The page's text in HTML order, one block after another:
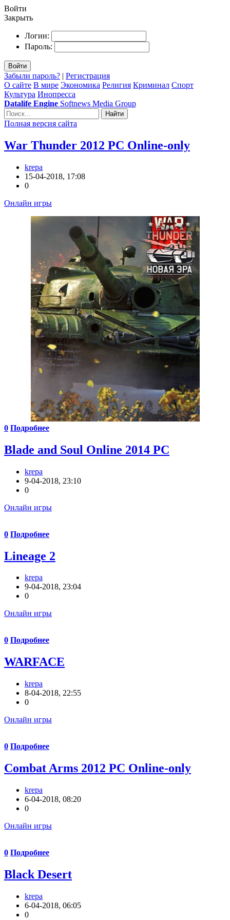
Войти
Закрыть
Логин:
Пароль:
Войти
Забыли пароль? | Регистрация
О сайте В мире Экономика Религия Криминал Спорт
Культура Инопресса
Datalife Engine Softnews Media Group
Найти
Полная версия сайта
War Thunder 2012 PC Online-only
krepa
15-04-2018, 17:08
0
Онлайн игры
0 Подробнее
Blade and Soul Online 2014 PC
krepa
9-04-2018, 23:10
0
Онлайн игры
0 Подробнее
Lineage 2
krepa
9-04-2018, 23:04
0
Онлайн игры
0 Подробнее
WARFACE
krepa
8-04-2018, 22:55
0
Онлайн игры
0 Подробнее
Combat Arms 2012 PC Online-only
krepa
6-04-2018, 08:20
0
Онлайн игры
0 Подробнее
Black Desert
krepa
6-04-2018, 06:05
0